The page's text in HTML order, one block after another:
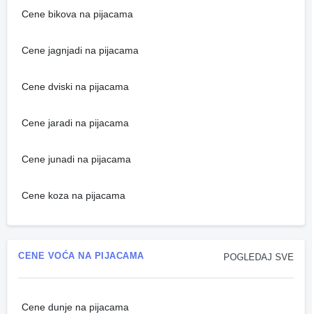
Cene bikova na pijacama
Cene jagnjadi na pijacama
Cene dviski na pijacama
Cene jaradi na pijacama
Cene junadi na pijacama
Cene koza na pijacama
POGLEDAJ SVE
CENE VOĆA NA PIJACAMA
Cene dunje na pijacama